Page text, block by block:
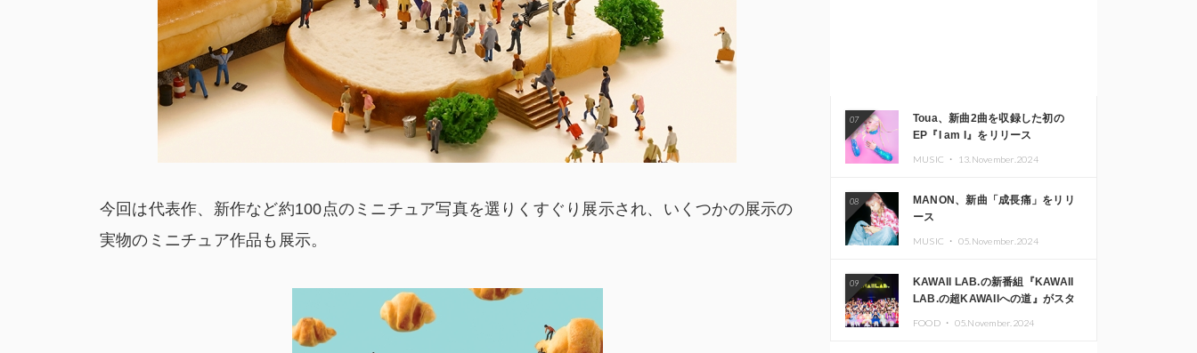
今回は代表作、新作など約100点のミニチュア写真を選りくすぐり展示され、いくつかの展示の
実物のミニチュア作品も展示。
07
Toua、新曲2曲を収録した初の
EP『I am I』をリリース
MUSIC ・ 13.November.2024
08
MANON、新曲「成長痛」をリリ
ース
MUSIC ・ 05.November.2024
09
KAWAII LAB.の新番組『KAWAII
LAB.の超KAWAIIへの道』がスタ
FOOD ・ 05.November.2024